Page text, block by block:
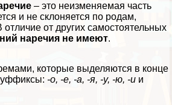
– это неизменяемая часть
и не склоняется по родам,
от других самостоятельных
наречия не имеют.
которые выделяются в конце
-о, -е, -а, -я, -у, -ю, -и и